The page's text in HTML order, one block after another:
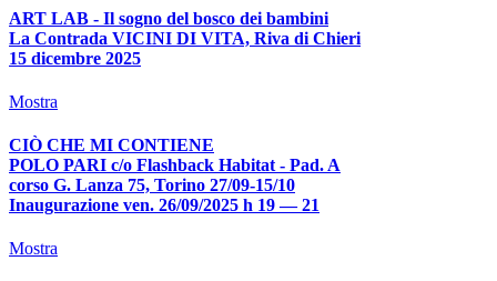
ART LAB - Il sogno del bosco dei bambini
La Contrada VICINI DI VITA, Riva di Chieri
15 dicembre 2025
Mostra
CIÒ CHE MI CONTIENE
POLO PARI c/o Flashback Habitat - Pad. A
corso G. Lanza 75, Torino 27/09-15/10
Inaugurazione ven. 26/09/2025 h 19 — 21
Mostra